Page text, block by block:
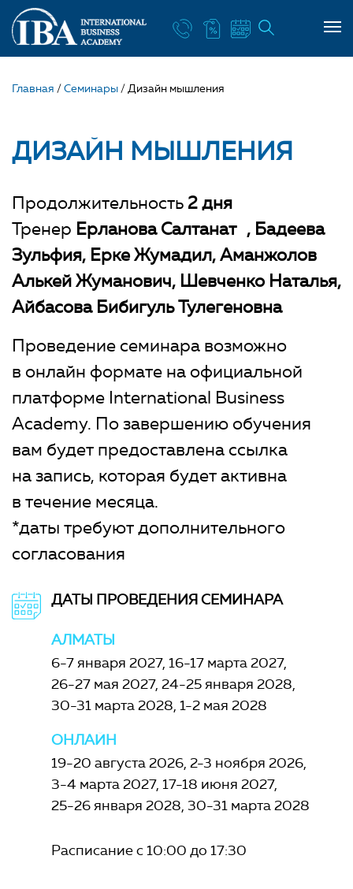
Главная /Семинары /Дизайн мышления
ДИЗАЙН МЫШЛЕНИЯ
Продолжительность 2 дня
Тренер Ерланова Салтанат
Бадеева
Зульфия Ерке Жумадил Аманжолов
Алькей Жуманович Шевченко Наталья
Айбасова Бибигуль Тулегеновна
Проведение семинара возможно
в онлайн формате на официальной
платформе International Business
Academy. По завершению обучения
вам будет предоставлена ссылка
на запись, которая будет активна
в течение месяца.
*даты требуют дополнительного
согласования
ДАТЫ ПРОВЕДЕНИЯ СЕМИНАРА
АЛМАТЫ
6-7 января 2027 16-17 марта 2027
26-27 мая 2027 24-25 января 2028
30-31 марта 2028 1-2 мая 2028
ОНЛАЙН
19-20 августа 2026 2-3 ноября 2026
3-4 марта 2027 17-18 июня 2027
25-26 января 2028 30-31 марта 2028
Расписание с 10:00 до 17:30